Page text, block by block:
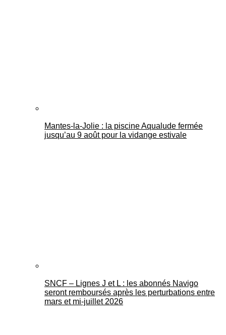
Mantes-la-Jolie : la piscine Aqualude fermée
jusqu’au 9 août pour la vidange estivale
SNCF – Lignes J et L : les abonnés Navigo
seront remboursés après les perturbations entre
mars et mi-juillet 2026